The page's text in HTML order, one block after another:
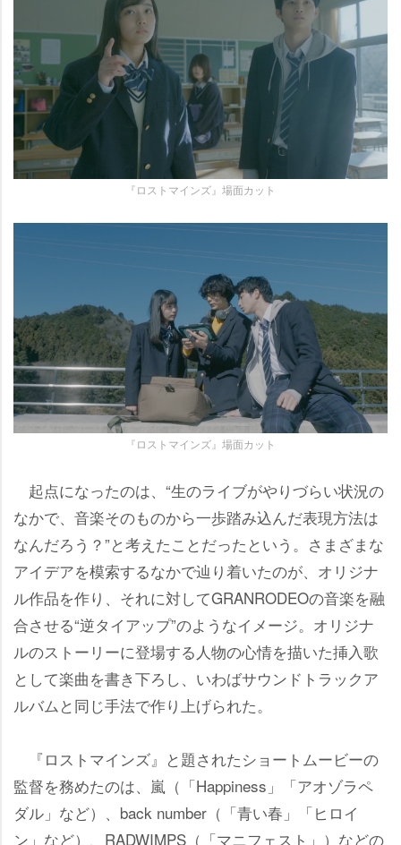
『ロストマインズ』場面カット
『ロストマインズ』場面カット
起点になったのは、“生のライブがやりづらい状況の
なかで、音楽そのものから一歩踏み込んだ表現方法は
なんだろう？”と考えたことだったという。さまざまな
アイデアを模索するなかで辿り着いたのが、オリジナ
ル作品を作り、それに対してGRANRODEOの音楽を融
合させる“逆タイアップ”のようなイメージ。オリジナ
ルのストーリーに登場する人物の心情を描いた挿入歌
として楽曲を書き下ろし、いわばサウンドトラックア
ルバムと同じ手法で作り上げられた。
『ロストマインズ』と題されたショートムービーの
監督を務めたのは、嵐（「Happiness」「アオゾラペ
ダル」など）、back number（「青い春」「ヒロイ
ン」など）、RADWIMPS（「マニフェスト」）などの